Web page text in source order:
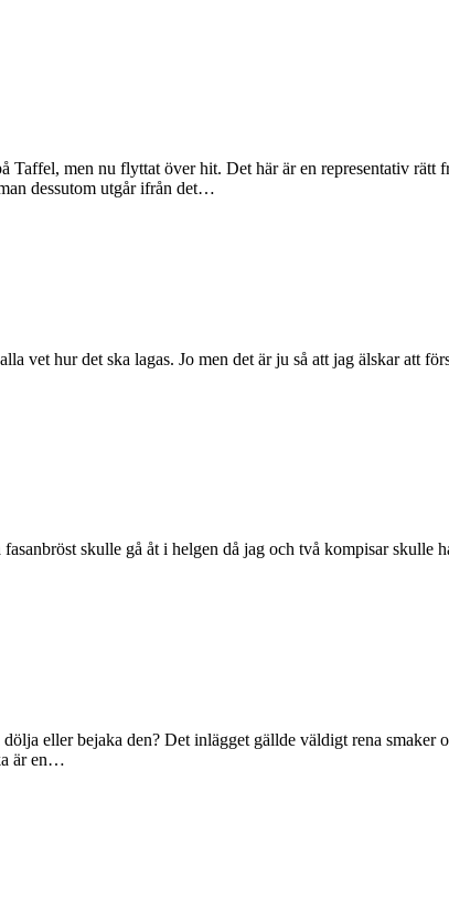
men nu flyttat över hit. Det här är en representativ rätt
dessutom utgår ifrån det…
hur det ska lagas. Jo men det är ju så att jag älskar att
skulle gå åt i helgen då jag och två kompisar
eller bejaka den? Det inlägget gällde väldigt rena smaker
är en…